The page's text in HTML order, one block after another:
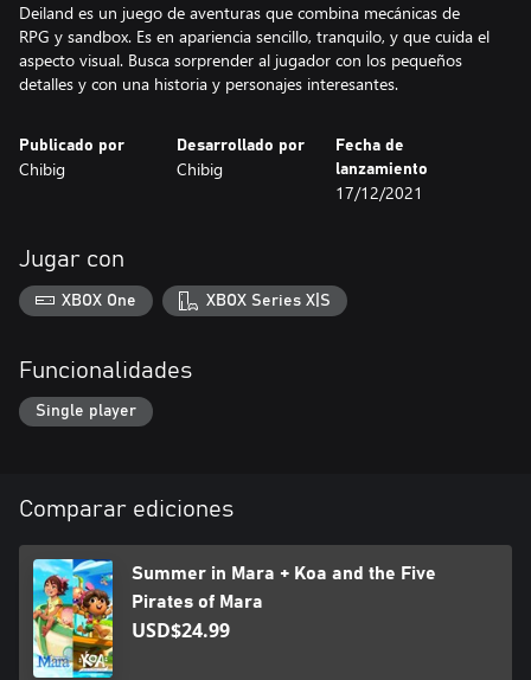
Deiland es un juego de aventuras que combina mecánicas de
RPG y sandbox. Es en apariencia sencillo, tranquilo, y que cuida el
aspecto visual. Busca sorprender al jugador con los pequeños
detalles y con una historia y personajes interesantes.
Publicado por
Chibig
Desarrollado por
Chibig
Fecha de
lanzamiento
17/12/2021
Jugar con
XBOX One XBOX Series X|S
Funcionalidades
Single player
Comparar ediciones
Summer in Mara + Koa and the Five
Pirates of Mara
USD$24.99